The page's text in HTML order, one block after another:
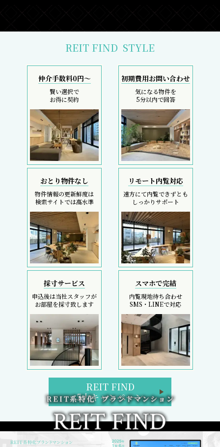
REIT FIND STYLE
仲介手数料0円～
賢い選択で
お得に契約
初期費用お問い合わせ
気になる物件を
5分以内で回答
おとり物件なし
物件情報の更新鮮度は
検索サイトでは高水準
リモート内覧対応
遠方にて内覧できずとも
しっかりサポート
採寸サービス
申込後は当社スタッフが
お部屋を採寸致します
スマホで完結
内覧現地待ち合わせ
SMS・LINEで対応
REIT FIND
5大キャンペーン